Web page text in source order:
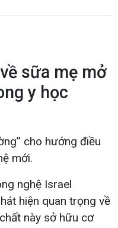
sữa mẹ mở
y học
cho hướng điều
mới.
nghệ Israel
hiện quan trọng về
này sở hữu cơ